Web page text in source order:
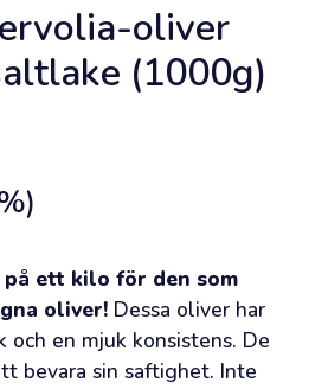
oliver
(1000g)
ett kilo för den som
oliver! Dessa oliver har
och en mjuk konsistens. De
bevara sin saftighet. Inte